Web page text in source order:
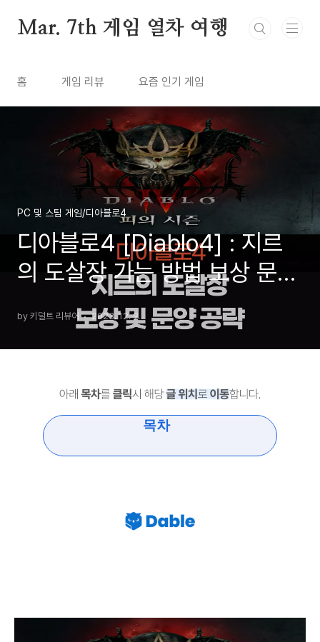
Mar. 7th 게임 열차 여행
홈 게임 리뷰 요즘 인기 게임
PC 및 스팀 게임/디아블로4
디아블로4 [Diablo4] : 지르
의 도살장 가는 방법 보상 문양
경험치 공략 (2023년 12월)
by 키덜트 리뷰어 2023. 12. 9.
목차